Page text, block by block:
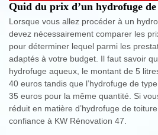
Quid du prix d’un hydrofuge
Lorsque vous allez procéder à un
devez nécessairement comparer les
pour déterminer lequel parmi les
adaptés à votre budget. Il faut savoir
hydrofuge aqueux, le montant de 5
40 euros tandis que l’hydrofuge de
35 euros pour la même quantité. Si
réduit en matière d’hydrofuge de
confiance à KW Rénovation 47.